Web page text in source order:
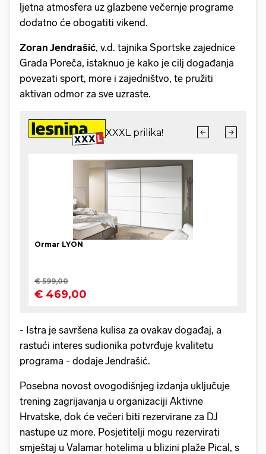
ljetna atmosfera uz glazbene večernje programe
dodatno će obogatiti vikend.
Zoran Jendrašić, v.d. tajnika Sportske zajednice
Grada Poreča, istaknuo je kako je cilj događanja
povezati sport, more i zajedništvo, te pružiti
aktivan odmor za sve uzraste.
- Istra je savršena kulisa za ovakav događaj, a
rastući interes sudionika potvrđuje kvalitetu
programa - dodaje Jendrašić.
Posebna novost ovogodišnjeg izdanja uključuje
trening zagrijavanja u organizaciji Aktivne
Hrvatske, dok će večeri biti rezervirane za DJ
nastupe uz more. Posjetitelji mogu rezervirati
smještaj u Valamar hotelima u blizini plaže Pical, s